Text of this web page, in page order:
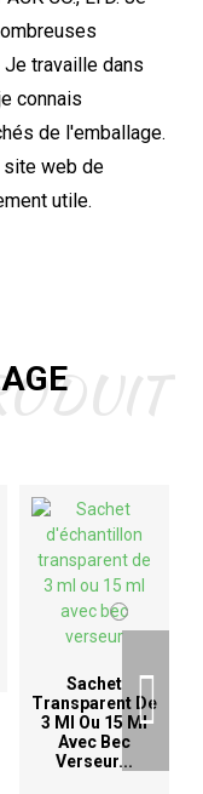
Je travaille dans
connais
de l'emballage.
site web de
utile.
Sachet
Transparent De
3 Ml Ou 15 Ml
Avec Bec
Verseur...